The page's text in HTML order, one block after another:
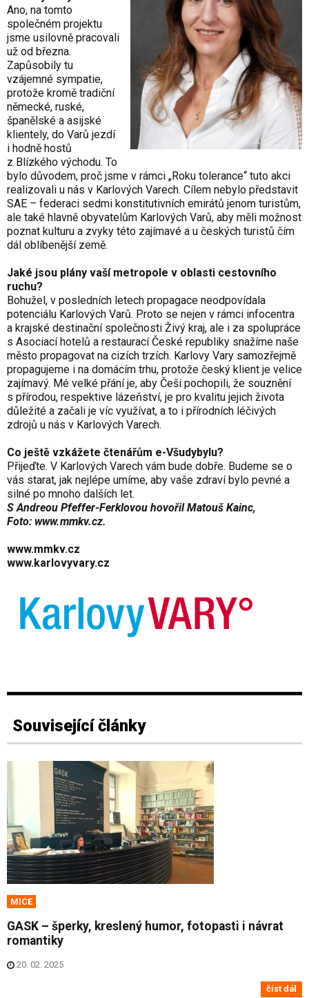
Ano, na tomto
společném projektu
jsme usilovně pracovali
už od března.
Zapůsobily tu
vzájemné sympatie,
protože kromě tradiční
německé, ruské,
španělské a asijské
klientely, do Varů jezdí
i hodně hostů
z Blízkého východu. To
bylo důvodem, proč jsme v rámci „Roku tolerance“ tuto akci
realizovali u nás v Karlových Varech. Cílem nebylo představit
SAE – federaci sedmi konstitutivních emirátů jenom turistům,
ale také hlavně obyvatelům Karlových Varů, aby měli možnost
poznat kulturu a zvyky této zajímavé a u českých turistů čím
dál oblíbenější země.
Jaké jsou plány vaší metropole v oblasti cestovního
ruchu?
Bohužel, v posledních letech propagace neodpovídala
potenciálu Karlových Varů. Proto se nejen v rámci infocentra
a krajské destinační společnosti Živý kraj, ale i za spolupráce
s Asociací hotelů a restaurací České republiky snažíme naše
město propagovat na cizích trzích. Karlovy Vary samozřejmě
propagujeme i na domácím trhu, protože český klient je velice
zajímavý. Mé velké přání je, aby Češi pochopili, že souznění
s přírodou, respektive lázeňství, je pro kvalitu jejich života
důležité a začali je víc využívat, a to i přírodních léčivých
zdrojů u nás v Karlových Varech.
Co ještě vzkážete čtenářům e-Všudybylu?
Přijeďte. V Karlových Varech vám bude dobře. Budeme se o
vás starat, jak nejlépe umíme, aby vaše zdraví bylo pevné a
silné po mnoho dalších let.
S Andreou Pfeffer-Ferklovou hovořil Matouš Kainc,
Foto: www.mmkv.cz.
www.mmkv.cz
www.karlovyvary.cz
Související články
MICE
GASK – šperky, kreslený humor, fotopasti i návrat
romantiky
20. 02. 2025
číst dál